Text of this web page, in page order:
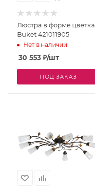
Люстра в форме цветка
Buket 421011905
Нет в наличии
30 553 ₽/шт
ПОД ЗАКАЗ